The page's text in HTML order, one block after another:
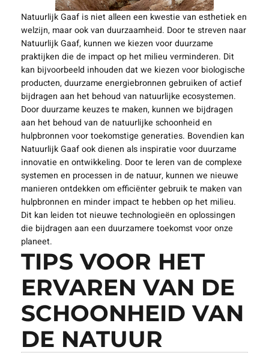
Natuurlijk Gaaf is niet alleen een kwestie van esthetiek en
welzijn, maar ook van duurzaamheid. Door te streven naar
Natuurlijk Gaaf, kunnen we kiezen voor duurzame
praktijken die de impact op het milieu verminderen. Dit
kan bijvoorbeeld inhouden dat we kiezen voor biologische
producten, duurzame energiebronnen gebruiken of actief
bijdragen aan het behoud van natuurlijke ecosystemen.
Door duurzame keuzes te maken, kunnen we bijdragen
aan het behoud van de natuurlijke schoonheid en
hulpbronnen voor toekomstige generaties. Bovendien kan
Natuurlijk Gaaf ook dienen als inspiratie voor duurzame
innovatie en ontwikkeling. Door te leren van de complexe
systemen en processen in de natuur, kunnen we nieuwe
manieren ontdekken om efficiënter gebruik te maken van
hulpbronnen en minder impact te hebben op het milieu.
Dit kan leiden tot nieuwe technologieën en oplossingen
die bijdragen aan een duurzamere toekomst voor onze
planeet.
TIPS VOOR HET
ERVAREN VAN DE
SCHOONHEID VAN
DE NATUUR